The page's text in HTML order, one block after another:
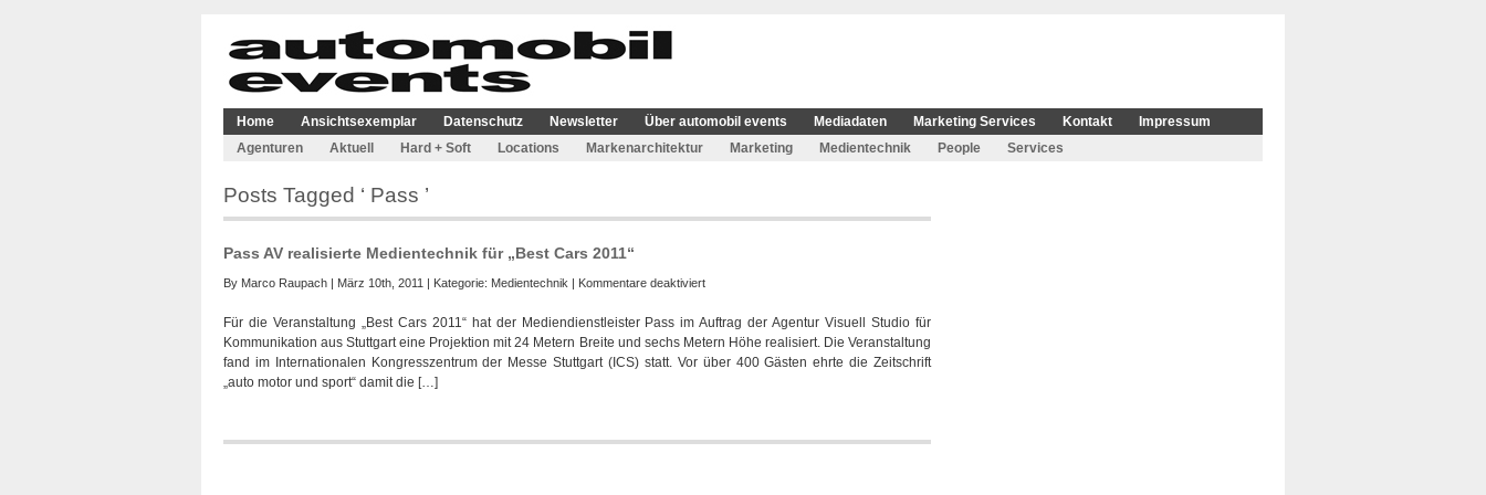
Home Ansichtsexemplar Datenschutz Newsletter Über automobil events Mediadaten Marketing Services Kontakt
Impressum
Agenturen
Aktuell Hard + Soft Locations Markenarchitektur Marketing Medientechnik People Services
Posts Tagged ‘ Pass ’
Pass AV realisierte Medientechnik für „Best Cars 2011“
By Marco Raupach | März 10th, 2011 | Kategorie: Medientechnik | Kommentare deaktiviertfür
AV
realisierte
Medientechnik
2011“
Für die Veranstaltung „Best Cars 2011“ hat der Mediendienstleister Pass im Auftrag der Agentur Visuell Studio für
Kommunikation aus Stuttgart eine Projektion mit 24 Metern Breite und sechs Metern Höhe realisiert. Die Veranstaltung
fand im Internationalen Kongresszentrum der Messe Stuttgart (ICS) statt. Vor über 400 Gästen ehrte die Zeitschrift
„auto motor und sport“ damit die […]